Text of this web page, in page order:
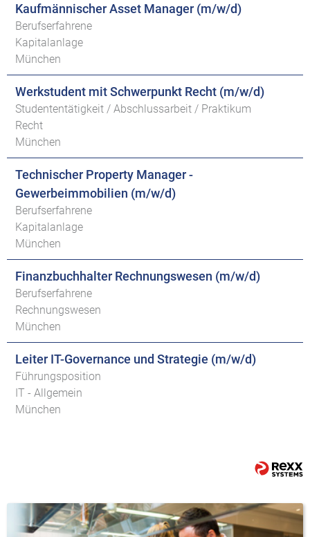
Kaufmännischer Asset Manager (m/w/d)
Berufserfahrene
Kapitalanlage
München
Werkstudent mit Schwerpunkt Recht (m/w/d)
Studententätigkeit / Abschlussarbeit / Praktikum
Recht
München
Technischer Property Manager -
Gewerbeimmobilien (m/w/d)
Berufserfahrene
Kapitalanlage
München
Finanzbuchhalter Rechnungswesen (m/w/d)
Berufserfahrene
Rechnungswesen
München
Leiter IT-Governance und Strategie (m/w/d)
Führungsposition
IT - Allgemein
München